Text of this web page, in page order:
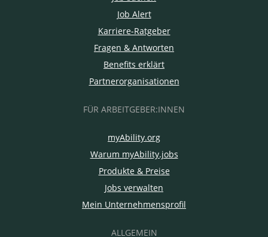
Job Alert
Karriere-Ratgeber
Fragen & Antworten
Benefits erklärt
Partnerorganisationen
FÜR ARBEITGEBER:INNEN
myAbility.org
Warum myAbility.jobs
Produkte & Preise
Jobs verwalten
Mein Unternehmensprofil
ALLGEMEIN